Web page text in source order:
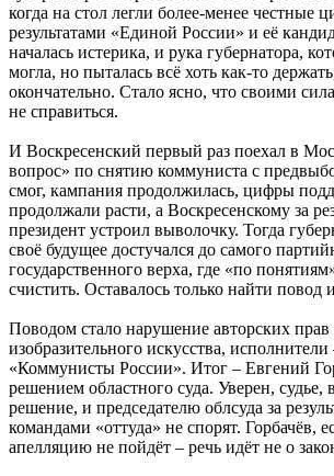
когда на стол легли более-менее честные
результатами «Единой России» и её
началась истерика, и рука губернатора,
могла, но пыталась всё хоть как-то
окончательно. Стало ясно, что своими
не справиться.
И Воскресенский первый раз поехал в
вопрос» по снятию коммуниста с
смог, кампания продолжилась, цифры
продолжали расти, а Воскресенскому за
президент устроил выволочку. Тогда
своё будущее достучался до самого
государственного верха, где «по
счистить. Оставалось только найти повод
Поводом стало нарушение авторских прав
изобразительного искусства,
«Коммунисты России». Итог – Евгений
решением областного суда. Уверен,
решение, и председателю облсуда за
командами «оттуда» не спорят. Горбачёв,
апелляцию не пойдёт – речь идёт не о